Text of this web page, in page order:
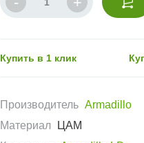
Купить в 1 клик
Производитель Armadillo
Материал
ЦАМ